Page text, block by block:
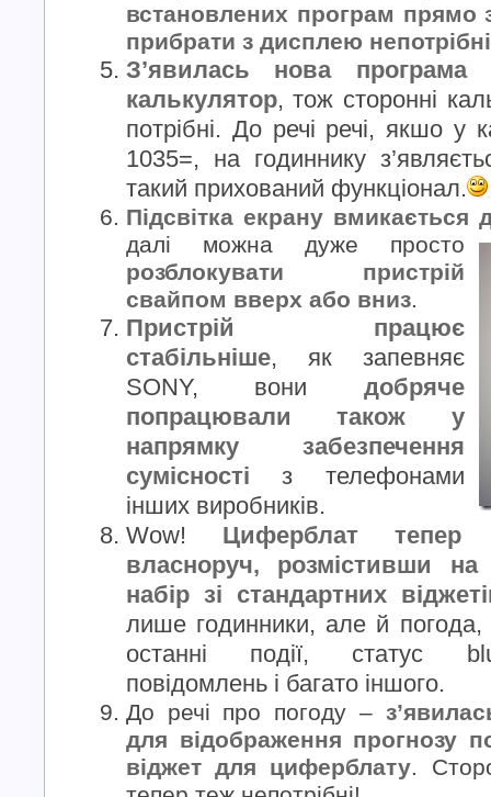
встановлених програм прямо
прибрати з дисплею
З’явилась нова
калькулятор, тож сторонні
потрібні. До речі речі, якшо у
1035=, на годиннику
такий прихований функціонал.
Підсвітка екрану вмикається
далі можна дуже просто
розблокувати пристрій
свайпом вверх або вниз.
Пристрій працює
стабільніше, як запевняє
SONY, вони добряче
попрацювали також у
напрямку забезпечення
сумісностіз телефонами
інших виробників.
Wow! Циферблат тепер
власноруч, розмістивши
набір зі стандартних
лише годинники, але й погода,
останні події, статус
повідомлень і багато іншого.
До речі про погоду –
для відображення прогнозу
віджет для циферблату.